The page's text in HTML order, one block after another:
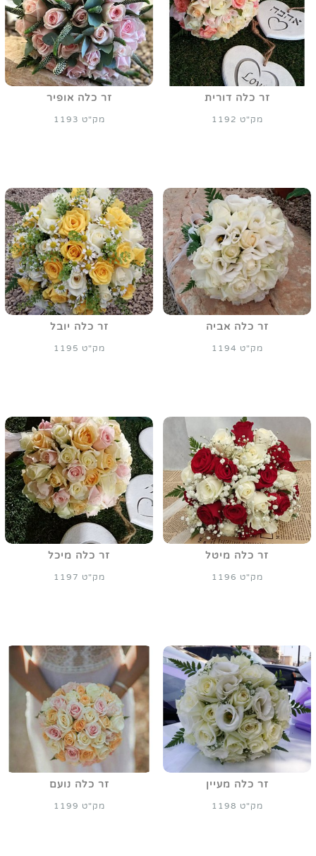
זר כלה דורית
מק"ט 1192
זר כלה אופיר
מק"ט 1193
זר כלה אביה
מק"ט 1194
זר כלה יובל
מק"ט 1195
זר כלה מיטל
מק"ט 1196
זר כלה מיכל
מק"ט 1197
זר כלה מעיין
מק"ט 1198
זר כלה נועם
מק"ט 1199